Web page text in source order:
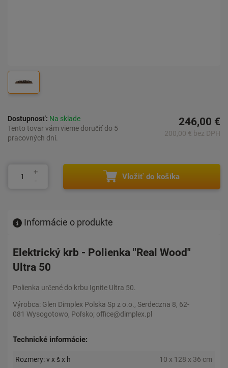
Dostupnosť: Na sklade
Tento tovar vám vieme doručiť do 5
pracovných dní.
246,00 €
200,00 € bez DPH
Vložiť do košíka
Informácie o produkte
Elektrický krb - Polienka "Real Wood"
Ultra 50
Polienka určené do krbu Ignite Ultra 50.
Výrobca: Glen Dimplex Polska Sp z o.o., Serdeczna 8, 62-
081 Wysogotowo, Poľsko; office@dimplex.pl
Technické informácie:
Rozmery: v x š x h 10 x 128 x 36 cm